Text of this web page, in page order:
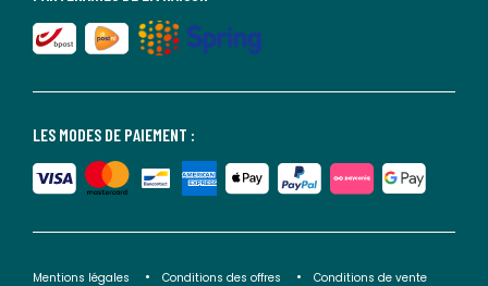
LES MODES DE PAIEMENT :
Mentions légales Conditions des offres Conditions de vente